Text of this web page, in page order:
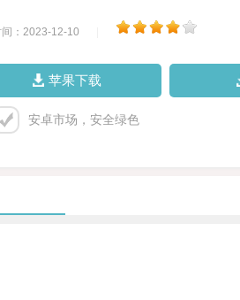
间：2023-12-10
苹果下载
安卓市场，安全绿色